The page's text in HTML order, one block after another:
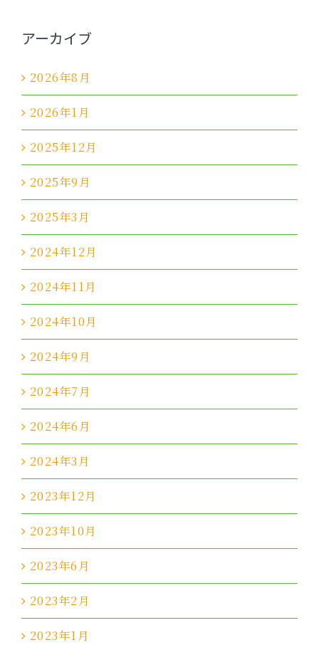
アーカイブ
2026年8月
2026年1月
2025年12月
2025年9月
2025年3月
2024年12月
2024年11月
2024年10月
2024年9月
2024年7月
2024年6月
2024年3月
2023年12月
2023年10月
2023年6月
2023年2月
2023年1月